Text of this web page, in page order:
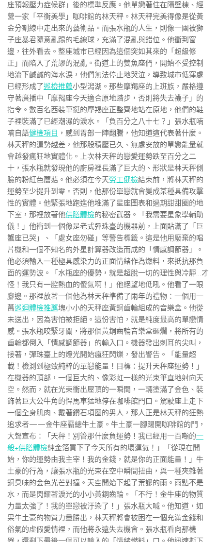
座預報壓力症候群」後的標準反應。他單戀著住在隔壁棟、經
營一家「平衡美學」咖啡館的林天秤。林天秤完美得像是從黃
金分割線中走出來的藝術品。而張水瓶的人生，則像一團被獅
子座暴君隨意亂踢的毛線球，充滿了混亂與錯位。他衝到窗
邊，往外看去。整座城市已經因為這個突如其來的「超級修
正」而陷入了荒謬的混亂。街道上的雙魚座們，開始不受控制
地流下鹹鹹的海水淚，他們無法停止地哭泣，導致城市低窪處
已經形成了巡檢推薦小型潟湖。那些摩羯座的上班族，嚴格遵
守著廣播中「摩羯座今天適合原地踏步，否則將失去襪子」的
指令。數百名西裝筆挺的摩羯座正整齊地站在原地，他們的鞋
子裡裝滿了已經潮濕的淚水。「負百分之八十七？」張水瓶喃
喃自語健檢項目 ，感到胃部一陣翻騰，他知道這代表著什麼。
林天秤的運勢越差，他那股積壓已久、無處安放的單戀能量就
會越發瘋狂地實體化。上次林天秤的戀愛運勢跌至百分之二
十，張水瓶就發現他的廚房裡長滿了巨大的、形狀是林天秤側
臉的粉紅色蘑菇。他必須在今天勞工健檢結束前，將林天秤的
運勢至少提升到零。否則，他那份單戀就會變成某種具備攻擊
性的實體。他緊張地跑進他堆滿了星座圖表和過期甜甜圈的地
下室，那裡放著他供膳體檢的秘密武器。「我需要星象學輔助
儀！」他衝到一個像是老式彈珠臺的機器前，上面貼滿了「巨
蟹座已哭」、「處女座勿碰」等警告標籤。這是他用廢棄的唱
片機和一個不知名的外星計算器改造而成的「情感調節器」。
他必須輸入一種極具感染力的正面情緒作為燃料，來抵抗那負
面的運勢波。「水瓶座的優勢，就是超脫一切的理性與冷靜…才
怪！我只有一腔熱血的傻氣啊！」他絕望地低吼。他看了一眼
腳邊。那裡放著一個他為林天秤準備了兩年的禮物：一個用一
萬巡迴體檢推薦塊小小的天秤座黃銅齒輪組成的音樂盒。他從
未送出，因為害怕被拒絕。這份害怕，就是純度最高的單戀情
感。張水瓶咬緊牙關，將那個黃銅齒輪音樂盒砸爛，將所有的
齒輪都倒入「情感調節器」的輸入口。機器發出刺耳的尖叫，
接著，彈珠臺上的燈光開始瘋狂閃爍，發出警告。「能量超
載！檢測到極致純粹的單戀能量！目標：提升天秤座運勢！」
在機器的頂部，一個巨大的、像彩虹一樣的光束筆直地射向天
空。然而，就在光束衝出屋頂的一瞬間，一輛塗滿了金色、裝
飾著巨大公牛角的悍馬車猛地停在咖啡館門口。駕駛座上走下
一個全身肌肉、戴著鑽石項圈的男人，那人正是林天秤的狂熱
追求者——金牛座霸總牛土豪。牛土豪一腳踢開咖啡館的門，
大聲宣布：「天秤！別管那什麼負運勢！我已經用一百噸的一
般+供膳體檢純金箔買下了今天所有的壞運氣！」「從現在開
始，你的運勢由我主宰！我的金錢，就是你的正面能量！」牛
土豪的行為，讓張水瓶的光束在空中瞬間扭曲，與一種夾雜著
銅臭味的金色光芒對撞。天空開始下起了荒謬的雨。雨點不是
水，而是閃耀著淚光的小小黃銅齒輪。「不行！金牛座的物質
力量太強了！我的單戀被汙染了！」張水瓶大喊。他知道，如
果牛土豪的物質力量勝出，林天秤將會被困在一個充滿金錢和
俗氣的虛假愛情裡，而他將永遠失去機會。張水瓶看向那機